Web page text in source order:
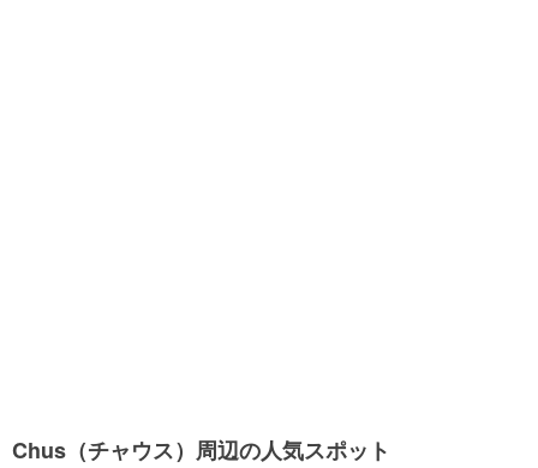
Chus（チャウス）周辺の人気スポット